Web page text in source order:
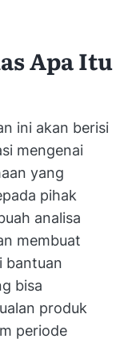
Apa Itu
ini akan berisi
mengenai
yang
pihak
analisa
membuat
bantuan
bisa
produk
periode